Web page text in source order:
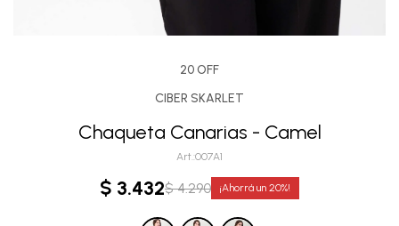
20 OFF
CIBER SKARLET
Chaqueta Canarias - Camel
007A1
$ 3.432$ 4.290 20